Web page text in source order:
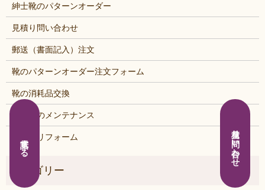
紳士靴のパターンオーダー
見積り問い合わせ
郵送（書面記入）注文
靴のパターンオーダー注文フォーム
靴の消耗品交換
鞄・靴のメンテナンス
鞄・靴リフォーム
電話する 見積り問い合わせ